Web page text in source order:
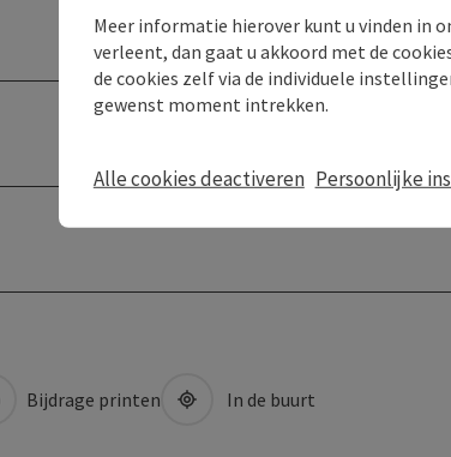
Bijdrage printen In de buurt
Meer informatie hierover kunt u vinden in
verleent, dan gaat u akkoord met de
de cookies zelf via de individuele
gewenst moment intrekken.
Alle cookies deactiveren Persoonlijke